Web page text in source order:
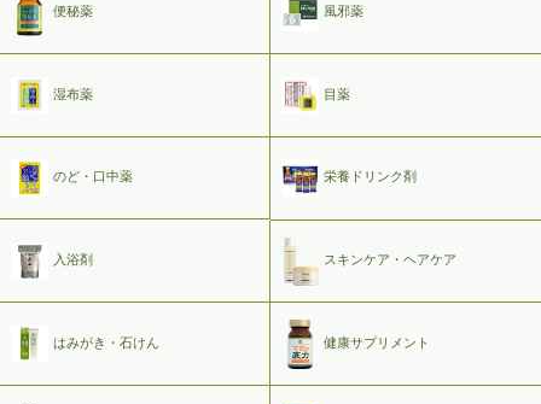
便秘薬 風邪薬
湿布薬 目薬
のど・口中薬 栄養ドリンク剤
入浴剤 スキンケア・ヘアケア
はみがき・石けん 健康サプリメント